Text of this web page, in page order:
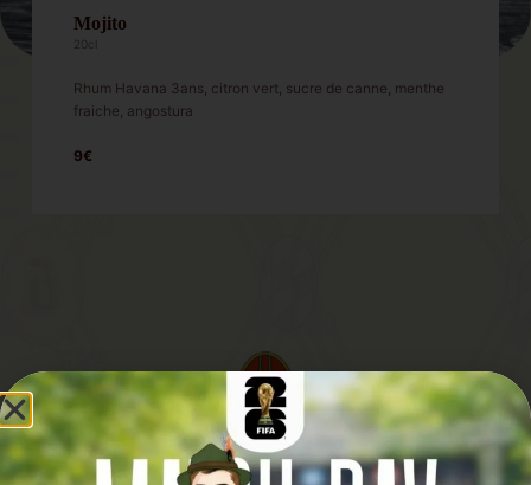
Mojito
Rhum Havana 3ans, citron vert, sucre de canne, menthe
fraiche, angostura
9€